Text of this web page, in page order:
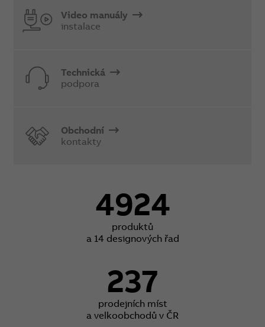
Video manuály
instalace
Technická
podpora
Obchodní
kontakty
4924
produktů
a 14 designových řad
237
prodejních míst
a velkoobchodů v ČR